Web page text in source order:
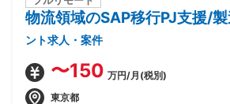
物流領域のSAP移行PJ支援/
ント求人・案件
〜150 万円/月(税別)
東京都